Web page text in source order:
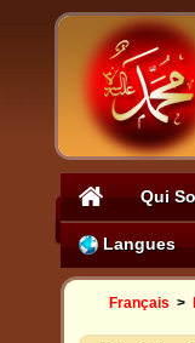
Qui
Langues
Français >